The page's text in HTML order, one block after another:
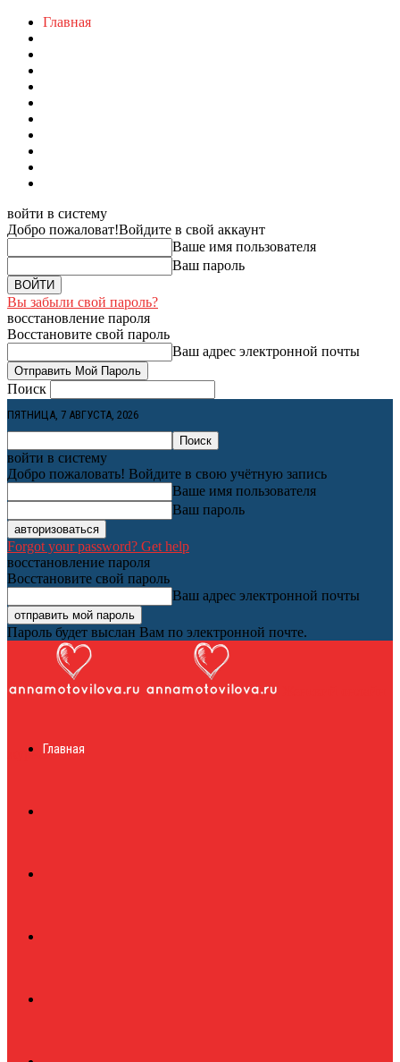
Главная
войти в систему
Добро пожаловат!Войдите в свой аккаунт
Ваше имя пользователя
Ваш пароль
Вы забыли свой пароль?
восстановление пароля
Восстановите свой пароль
Ваш адрес электронной почты
Поиск
ПЯТНИЦА, 7 АВГУСТА, 2026
войти в систему
Добро пожаловать! Войдите в свою учётную запись
Ваше имя пользователя
Ваш пароль
Forgot your password? Get help
восстановление пароля
Восстановите свой пароль
Ваш адрес электронной почты
Пароль будет выслан Вам по электронной почте.
журналГлавная